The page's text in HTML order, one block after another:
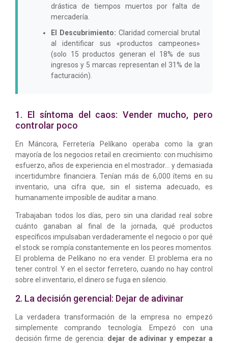
drástica de tiempos muertos por falta de
mercadería.
El Descubrimiento: Claridad comercial brutal
al identificar sus «productos campeones»
(solo 15 productos generan el 18% de sus
ingresos y 5 marcas representan el 31% de la
facturación).
1. El síntoma del caos: Vender mucho, pero
controlar poco
En Máncora, Ferretería Pelíkano operaba como la gran
mayoría de los negocios retail en crecimiento: con muchísimo
esfuerzo, años de experiencia en el mostrador… y demasiada
incertidumbre financiera. Tenían más de 6,000 ítems en su
inventario, una cifra que, sin el sistema adecuado, es
humanamente imposible de auditar a mano.
Trabajaban todos los días, pero sin una claridad real sobre
cuánto ganaban al final de la jornada, qué productos
específicos impulsaban verdaderamente el negocio o por qué
el stock se rompía constantemente en los peores momentos.
El problema de Pelíkano no era vender. El problema era no
tener control. Y en el sector ferretero, cuando no hay control
sobre el inventario, el dinero se fuga en silencio.
2. La decisión gerencial: Dejar de adivinar
La verdadera transformación de la empresa no empezó
simplemente comprando tecnología. Empezó con una
decisión firme de gerencia: dejar de adivinar y empezar a